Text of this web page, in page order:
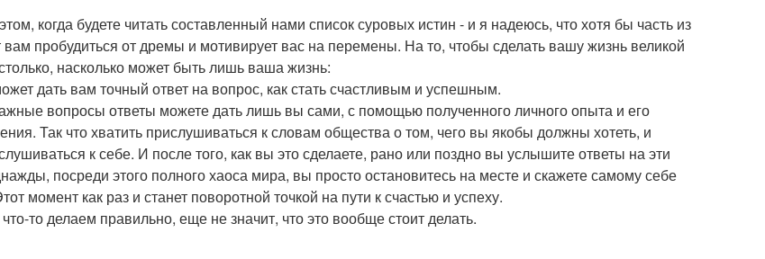
когда будете читать составленный нами список суровых истин - и я надеюсь, что хотя бы часть из
пробудиться от дремы и мотивирует вас на перемены. На то, чтобы сделать вашу жизнь великой
насколько может быть лишь ваша жизнь:
дать вам точный ответ на вопрос, как стать счастливым и успешным.
вопросы ответы можете дать лишь вы сами, с помощью полученного личного опыта и его
Так что хватить прислушиваться к словам общества о том, чего вы якобы должны хотеть, и
к себе. И после того, как вы это сделаете, рано или поздно вы услышите ответы на эти
посреди этого полного хаоса мира, вы просто остановитесь на месте и скажете самому себе
момент как раз и станет поворотной точкой на пути к счастью и успеху.
то делаем правильно, еще не значит, что это вообще стоит делать.